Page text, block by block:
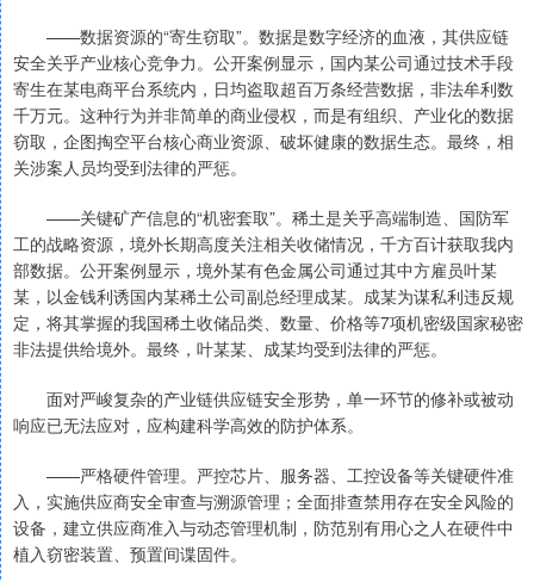
——数据资源的“寄生窃取”。数据是数字经济的血液，其供应链
安全关乎产业核心竞争力。公开案例显示，国内某公司通过技术手段
寄生在某电商平台系统内，日均盗取超百万条经营数据，非法牟利数
千万元。这种行为并非简单的商业侵权，而是有组织、产业化的数据
窃取，企图掏空平台核心商业资源、破坏健康的数据生态。最终，相
关涉案人员均受到法律的严惩。
——关键矿产信息的“机密套取”。稀土是关乎高端制造、国防军
工的战略资源，境外长期高度关注相关收储情况，千方百计获取我内
部数据。公开案例显示，境外某有色金属公司通过其中方雇员叶某
某，以金钱利诱国内某稀土公司副总经理成某。成某为谋私利违反规
定，将其掌握的我国稀土收储品类、数量、价格等7项机密级国家秘密
非法提供给境外。最终，叶某某、成某均受到法律的严惩。
面对严峻复杂的产业链供应链安全形势，单一环节的修补或被动
响应已无法应对，应构建科学高效的防护体系。
——严格硬件管理。严控芯片、服务器、工控设备等关键硬件准
入，实施供应商安全审查与溯源管理；全面排查禁用存在安全风险的
设备，建立供应商准入与动态管理机制，防范别有用心之人在硬件中
植入窃密装置、预置间谍固件。